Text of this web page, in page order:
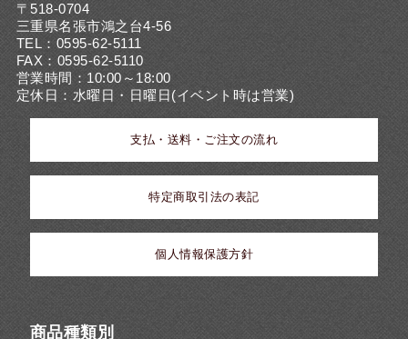
〒518-0704
三重県名張市鴻之台4-56
TEL：0595-62-5111
FAX：0595-62-5110
営業時間：10:00～18:00
定休日：水曜日・日曜日(イベント時は営業)
支払・送料・ご注文の流れ
特定商取引法の表記
個人情報保護方針
商品種類別